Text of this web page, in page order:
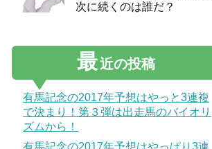
次に続くのは誰だ？
最近の投稿
有馬記念の2017年予想はやっと3連複
で決まり！第３弾は出走馬のバイオリ
ズムから！